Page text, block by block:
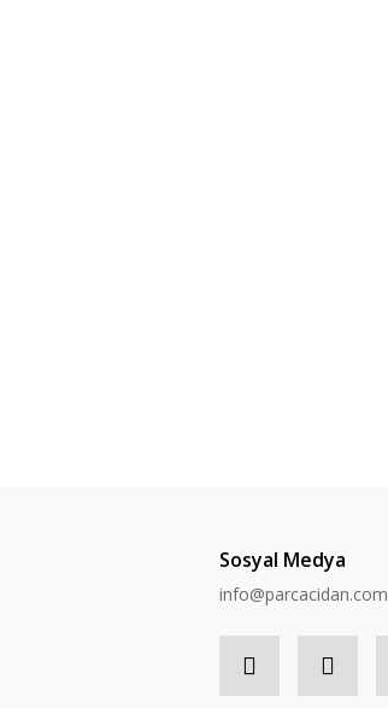
Sosyal Medya
info@parcacidan.com